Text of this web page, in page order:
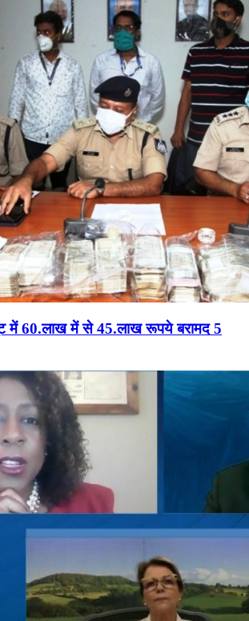
में 60.लाख में से 45.लाख रूपये बरामद 5